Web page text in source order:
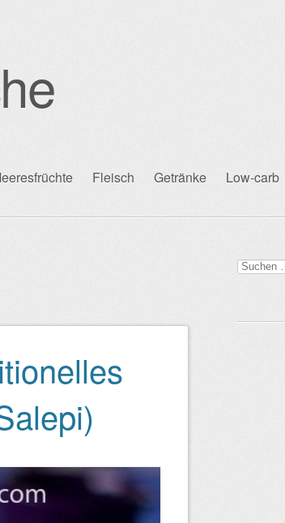
Fleisch Getränke Low-carb
Suchen
nach: